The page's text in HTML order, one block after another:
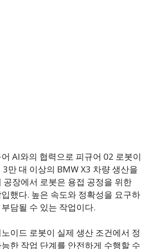
AI와의 협력으로 피규어 02 로봇이
만 대 이상의 BMW X3 차량 생산을
공장에서 로봇은 용접 공정을 위한
했다. 높은 속도와 정확성을 요구하
담될 수 있는 작업이다.
이드 로봇이 실제 생산 조건에서 정
한 작업 단계를 안전하게 수행할 수